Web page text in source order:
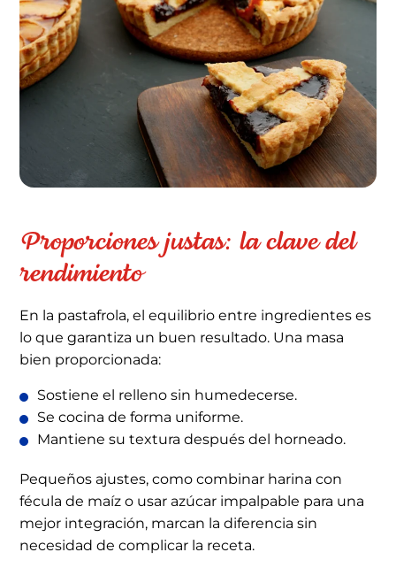
Proporciones justas: la clave del
rendimiento
En la pastafrola, el equilibrio entre ingredientes es
lo que garantiza un buen resultado. Una masa
bien proporcionada:
Sostiene el relleno sin humedecerse.
Se cocina de forma uniforme.
Mantiene su textura después del horneado.
Pequeños ajustes, como combinar harina con
fécula de maíz o usar azúcar impalpable para una
mejor integración, marcan la diferencia sin
necesidad de complicar la receta.